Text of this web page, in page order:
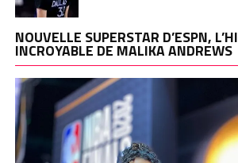
NOUVELLE SUPERSTAR D’ESPN,
INCROYABLE DE MALIKA ANDREWS